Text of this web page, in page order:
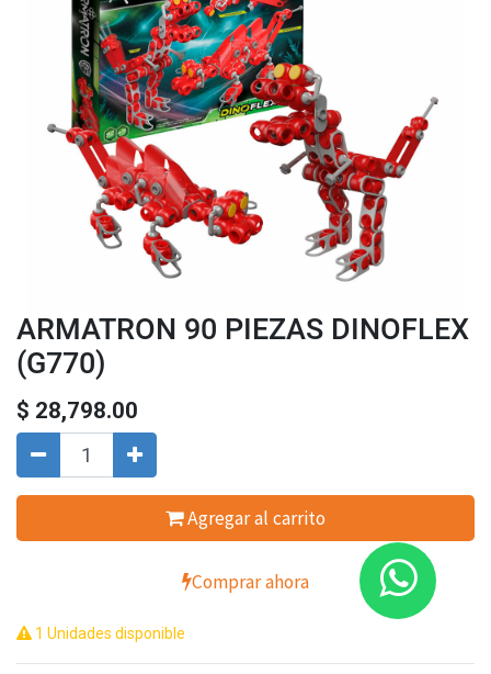
ARMATRON 90 PIEZAS DINOFLEX
(G770)
$ 28,798.00
Agregar al carrito
Comprar ahora
1 Unidades disponible